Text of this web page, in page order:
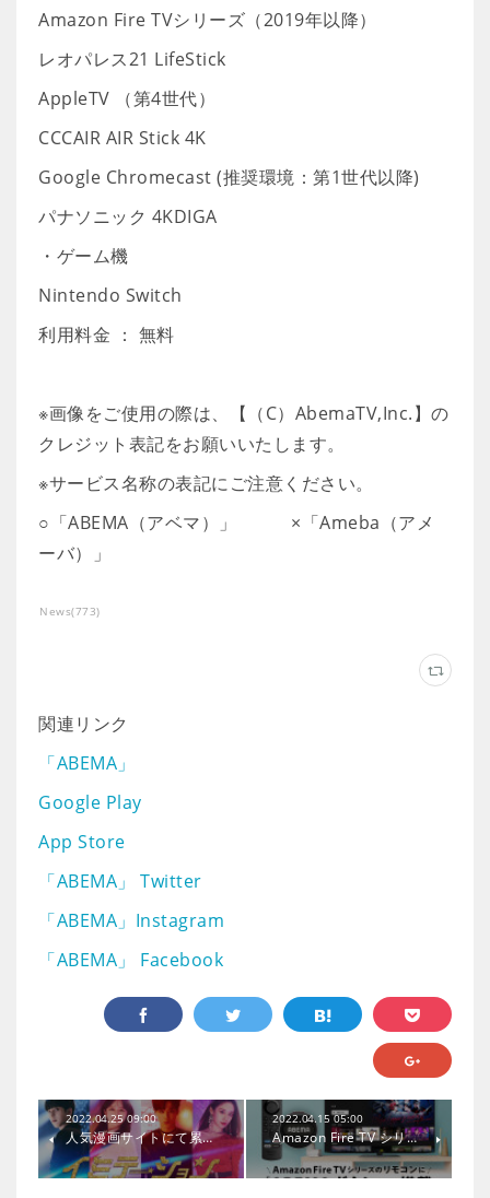
Amazon Fire TVシリーズ（2019年以降）
レオパレス21 LifeStick
AppleTV （第4世代）
CCCAIR AIR Stick 4K
Google Chromecast (推奨環境：第1世代以降)
パナソニック 4KDIGA
・ゲーム機
Nintendo Switch
利用料金 ： 無料
※画像をご使用の際は、【（C）AbemaTV,Inc.】の
クレジット表記をお願いいたします。
※サービス名称の表記にご注意ください。
○「ABEMA（アベマ）」 ×「Ameba（アメ
ーバ）」
News(773)
関連リンク
「ABEMA」
Google Play
App Store
「ABEMA」 Twitter
「ABEMA」Instagram
「ABEMA」 Facebook
2022.04.25 09:00
人気漫画サイトにて累…
2022.04.15 05:00
Amazon Fire TV シリ…